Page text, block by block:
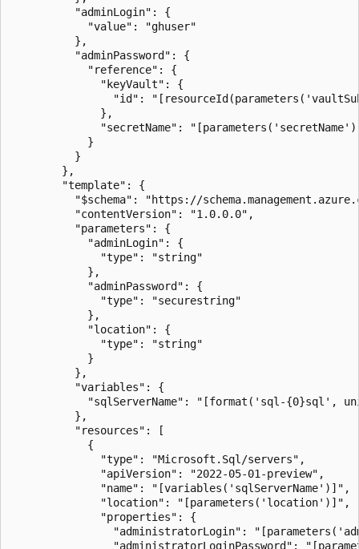
          "adminLogin": {
            "value": "ghuser"
          },
          "adminPassword": {
            "reference": {
              "keyVault": {
"id":
              },
"secretName":
            }
          }
        },
        "template": {
"$schema": "https://
          "contentVersion": "1.0.0.0",
          "parameters": {
            "adminLogin": {
              "type": "string"
            },
            "adminPassword": {
              "type": "securestring"
            },
            "location": {
              "type": "string"
            }
          },
          "variables": {
"sqlServerName": "[format('sql-{0}sql',
          },
          "resources": [
            {
              "type": "Microsoft.Sql/servers",
              "apiVersion": "2022-05-01-preview",
              "name": "[variables('sqlServerName')]",
              "location": "[parameters('location')]",
              "properties": {
"administratorLogin":
"administratorLoginPassword":